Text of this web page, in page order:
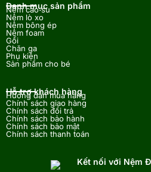
Danh mục sản phẩm
Nệm cao su
Nệm lò xo
Nệm bông ép
Nệm foam
Gối
Chăn ga
Phụ kiện
Sản phẩm cho bé
Hỗ trợ khách hàng
Hướng dẫn mua hàng
Chính sách giao hàng
Chính sách đổi trả
Chính sách bảo hành
Chính sách bảo mật
Chính sách thanh toán
Kết nối với Nệm